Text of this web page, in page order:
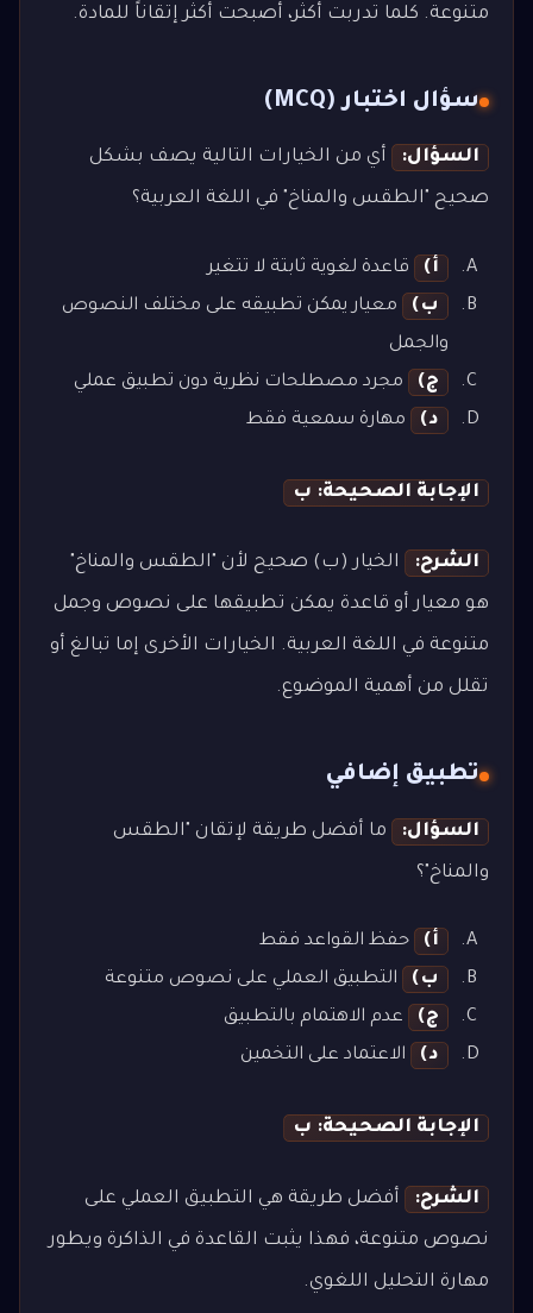
متنوعة. كلما تدربت أكثر، أصبحت أكثر إتقاناً للمادة.
سؤال اختبار (MCQ)
السؤال: أي من الخيارات التالية يصف بشكل
صحيح "الطقس والمناخ" في اللغة العربية؟
أ)
قاعدة لغوية ثابتة لا تتغير
ب)
معيار يمكن تطبيقه على مختلف النصوص
والجمل
ج)
مجرد مصطلحات نظرية دون تطبيق عملي
د)
مهارة سمعية فقط
الإجابة الصحيحة: ب
الشرح: الخيار (ب) صحيح لأن "الطقس والمناخ"
هو معيار أو قاعدة يمكن تطبيقها على نصوص وجمل
متنوعة في اللغة العربية. الخيارات الأخرى إما تبالغ أو
تقلل من أهمية الموضوع.
تطبيق إضافي
السؤال: ما أفضل طريقة لإتقان "الطقس
والمناخ"؟
أ)
حفظ القواعد فقط
ب)
التطبيق العملي على نصوص متنوعة
ج)
عدم الاهتمام بالتطبيق
د)
الاعتماد على التخمين
الإجابة الصحيحة: ب
الشرح: أفضل طريقة هي التطبيق العملي على
نصوص متنوعة، فهذا يثبت القاعدة في الذاكرة ويطور
مهارة التحليل اللغوي.